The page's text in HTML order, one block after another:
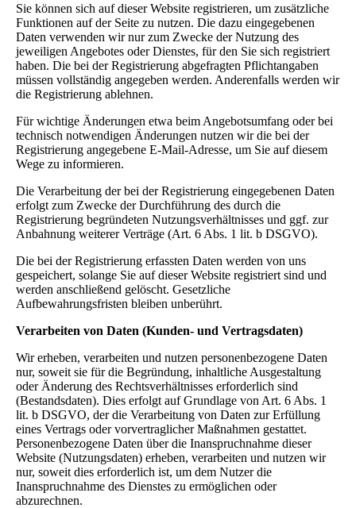
Sie können sich auf dieser Website registrieren, um zusätzliche
Funktionen auf der Seite zu nutzen. Die dazu eingegebenen
Daten verwenden wir nur zum Zwecke der Nutzung des
jeweiligen Angebotes oder Dienstes, für den Sie sich registriert
haben. Die bei der Registrierung abgefragten Pflichtangaben
müssen vollständig angegeben werden. Anderenfalls werden wir
die Registrierung ablehnen.
Für wichtige Änderungen etwa beim Angebotsumfang oder bei
technisch notwendigen Änderungen nutzen wir die bei der
Registrierung angegebene E-Mail-Adresse, um Sie auf diesem
Wege zu informieren.
Die Verarbeitung der bei der Registrierung eingegebenen Daten
erfolgt zum Zwecke der Durchführung des durch die
Registrierung begründeten Nutzungsverhältnisses und ggf. zur
Anbahnung weiterer Verträge (Art. 6 Abs. 1 lit. b DSGVO).
Die bei der Registrierung erfassten Daten werden von uns
gespeichert, solange Sie auf dieser Website registriert sind und
werden anschließend gelöscht. Gesetzliche
Aufbewahrungsfristen bleiben unberührt.
Verarbeiten von Daten (Kunden- und Vertragsdaten)
Wir erheben, verarbeiten und nutzen personenbezogene Daten
nur, soweit sie für die Begründung, inhaltliche Ausgestaltung
oder Änderung des Rechtsverhältnisses erforderlich sind
(Bestandsdaten). Dies erfolgt auf Grundlage von Art. 6 Abs. 1
lit. b DSGVO, der die Verarbeitung von Daten zur Erfüllung
eines Vertrags oder vorvertraglicher Maßnahmen gestattet.
Personenbezogene Daten über die Inanspruchnahme dieser
Website (Nutzungsdaten) erheben, verarbeiten und nutzen wir
nur, soweit dies erforderlich ist, um dem Nutzer die
Inanspruchnahme des Dienstes zu ermöglichen oder
abzurechnen.